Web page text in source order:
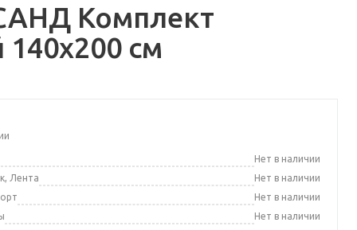
Комплект
см
Нет в наличии
Лента
Нет в наличии
Нет в наличии
Нет в наличии